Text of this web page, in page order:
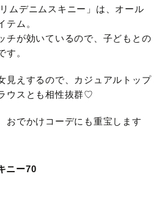
ムデニムスキニー」は、オール
テム。
チが効いているので、子どもとの
す。
見えするので、カジュアルトップ
ウスとも相性抜群♡
おでかけコーデにも重宝します
ニー70